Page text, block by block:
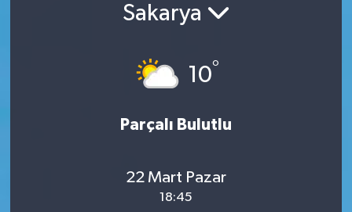
Sakarya
10°
Parçalı Bulutlu
22 Mart Pazar
18:45